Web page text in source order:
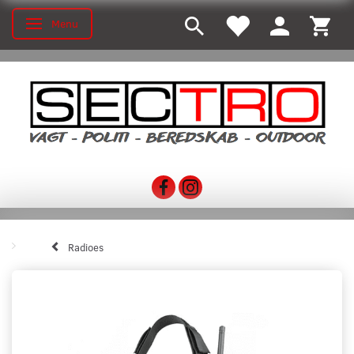
Toggle navigation
Menu
Radioes